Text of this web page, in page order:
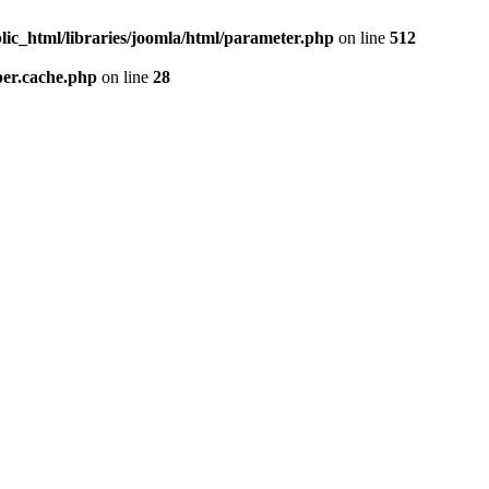
libraries/joomla/html/parameter.php on line 512
on line 28